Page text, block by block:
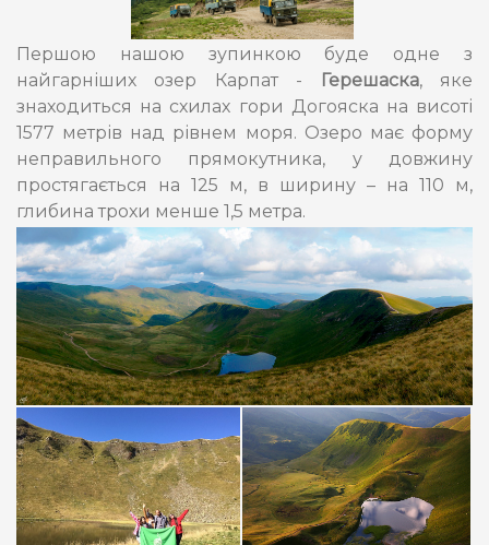
Першою нашою зупинкою буде одне з
найгарніших озер Карпат -
Герешаска, яке
знаходиться на схилах гори Догояска на висоті
1577 метрів над рівнем моря. Озеро має форму
неправильного прямокутника, у довжину
простягається на 125 м, в ширину – на 110 м,
глибина трохи менше 1,5 метра.